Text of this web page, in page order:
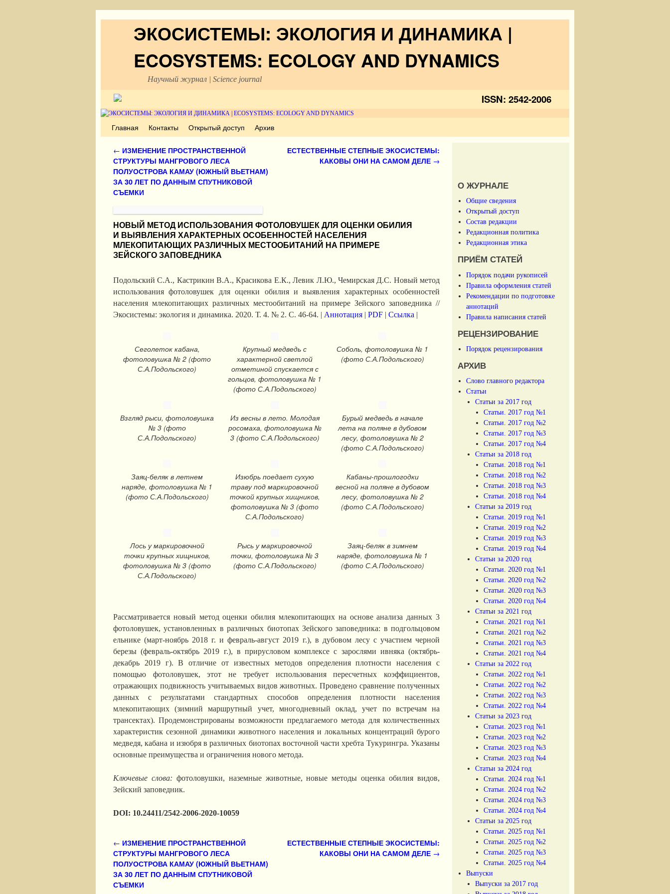
ЭКОСИСТЕМЫ: ЭКОЛОГИЯ И ДИНАМИКА |
ECOSYSTEMS: ECOLOGY AND DYNAMICS
Научный журнал | Science journal
Перейти к основному содержимому
Перейти к дополнительному содержимому ISSN: 2542-2006
Главная Контакты Открытый доступ Архив
Навигация по записям
← ИЗМЕНЕНИЕ ПРОСТРАНСТВЕННОЙ
СТРУКТУРЫ МАНГРОВОГО ЛЕСА
ПОЛУОСТРОВА КАМАУ (ЮЖНЫЙ ВЬЕТНАМ)
ЗА 30 ЛЕТ ПО ДАННЫМ СПУТНИКОВОЙ
СЪЕМКИ
ЕСТЕСТВЕННЫЕ СТЕПНЫЕ ЭКОСИСТЕМЫ:
КАКОВЫ ОНИ НА САМОМ ДЕЛЕ →
НОВЫЙ МЕТОД ИСПОЛЬЗОВАНИЯ ФОТОЛОВУШЕК ДЛЯ ОЦЕНКИ ОБИЛИЯ
И ВЫЯВЛЕНИЯ ХАРАКТЕРНЫХ ОСОБЕННОСТЕЙ НАСЕЛЕНИЯ
МЛЕКОПИТАЮЩИХ РАЗЛИЧНЫХ МЕСТООБИТАНИЙ НА ПРИМЕРЕ
ЗЕЙСКОГО ЗАПОВЕДНИКА
Подольский С.А., Кастрикин В.А., Красикова Е.К., Левик Л.Ю., Чемирская Д.С. Новый метод
использования фотоловушек для оценки обилия и выявления характерных особенностей
населения млекопитающих различных местообитаний на примере Зейского заповедника //
Экосистемы: экология и динамика. 2020. Т. 4. № 2. С. 46-64. | Аннотация | PDF | Ссылка |
Сеголеток кабана,
фотоловушка № 2 (фото
С.А.Подольского)
Крупный медведь с
характерной светлой
отметиной спускается с
гольцов, фотоловушка № 1
(фото С.А.Подольского)
Соболь, фотоловушка № 1
(фото С.А.Подольского)
Взгляд рыси, фотоловушка
№ 3 (фото
С.А.Подольского)
Из весны в лето. Молодая
росомаха, фотоловушка №
3 (фото С.А.Подольского)
Бурый медведь в начале
лета на поляне в дубовом
лесу, фотоловушка № 2
(фото С.А.Подольского)
Заяц-беляк в летнем
наряде, фотоловушка № 1
(фото С.А.Подольского)
Изюбрь поедает сухую
траву под маркировочной
точкой крупных хищников,
фотоловушка № 3 (фото
С.А.Подольского)
Кабаны-прошлогодки
весной на поляне в дубовом
лесу, фотоловушка № 2
(фото С.А.Подольского)
Лось у маркировочной
точки крупных хищников,
фотоловушка № 3 (фото
С.А.Подольского)
Рысь у маркировочной
точки, фотоловушка № 3
(фото С.А.Подольского)
Заяц-беляк в зимнем
наряде, фотоловушка № 1
(фото С.А.Подольского)
Рассматривается новый метод оценки обилия млекопитающих на основе анализа данных 3
фотоловушек, установленных в различных биотопах Зейского заповедника: в подгольцовом
ельнике (март-ноябрь 2018 г. и февраль-август 2019 г.), в дубовом лесу с участием черной
березы (февраль-октябрь 2019 г.), в прирусловом комплексе с зарослями ивняка (октябрь-
декабрь 2019 г). В отличие от известных методов определения плотности населения с
помощью фотоловушек, этот не требует использования пересчетных коэффициентов,
отражающих подвижность учитываемых видов животных. Проведено сравнение полученных
данных с результатами стандартных способов определения плотности населения
млекопитающих (зимний маршрутный учет, многодневный оклад, учет по встречам на
трансектах). Продемонстрированы возможности предлагаемого метода для количественных
характеристик сезонной динамики животного населения и локальных концентраций бурого
медведя, кабана и изюбря в различных биотопах восточной части хребта Тукурингра. Указаны
основные преимущества и ограничения нового метода.
Ключевые слова: фотоловушки, наземные животные, новые методы оценка обилия видов,
Зейский заповедник.
DOI: 10.24411/2542-2006-2020-10059
Навигация по записям
← ИЗМЕНЕНИЕ ПРОСТРАНСТВЕННОЙ
СТРУКТУРЫ МАНГРОВОГО ЛЕСА
ПОЛУОСТРОВА КАМАУ (ЮЖНЫЙ ВЬЕТНАМ)
ЗА 30 ЛЕТ ПО ДАННЫМ СПУТНИКОВОЙ
СЪЕМКИ
ЕСТЕСТВЕННЫЕ СТЕПНЫЕ ЭКОСИСТЕМЫ:
КАКОВЫ ОНИ НА САМОМ ДЕЛЕ →
О ЖУРНАЛЕ
Общие сведения
Открытый доступ
Состав редакции
Редакционная политика
Редакционная этика
ПРИЁМ СТАТЕЙ
Порядок подачи рукописей
Правила оформления статей
Рекомендации по подготовке
аннотаций
Правила написания статей
РЕЦЕНЗИРОВАНИЕ
Порядок рецензирования
АРХИВ
Слово главного редактора
Статьи
Статьи за 2017 год
Статьи. 2017 год №1
Статьи. 2017 год №2
Статьи. 2017 год №3
Статьи. 2017 год №4
Статьи за 2018 год
Статьи. 2018 год №1
Статьи. 2018 год №2
Статьи. 2018 год №3
Статьи. 2018 год №4
Статьи за 2019 год
Статьи. 2019 год №1
Статьи. 2019 год №2
Статьи. 2019 год №3
Статьи. 2019 год №4
Статьи за 2020 год
Статьи. 2020 год №1
Статьи. 2020 год №2
Статьи. 2020 год №3
Статьи. 2020 год №4
Статьи за 2021 год
Статьи. 2021 год №1
Статьи. 2021 год №2
Статьи. 2021 год №3
Статьи. 2021 год №4
Статьи за 2022 год
Статьи. 2022 год №1
Статьи. 2022 год №2
Статьи. 2022 год №3
Статьи. 2022 год №4
Статьи за 2023 год
Статьи. 2023 год №1
Статьи. 2023 год №2
Статьи. 2023 год №3
Статьи. 2023 год №4
Статьи за 2024 год
Статьи. 2024 год №1
Статьи. 2024 год №2
Статьи. 2024 год №3
Статьи. 2024 год №4
Статьи за 2025 год
Статьи. 2025 год №1
Статьи. 2025 год №2
Статьи. 2025 год №3
Статьи. 2025 год №4
Выпуски
Выпуски за 2017 год